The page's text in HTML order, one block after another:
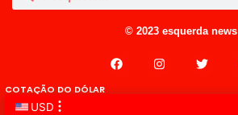
© 2023 esquerda news
COTAÇÃO DO DÓLAR